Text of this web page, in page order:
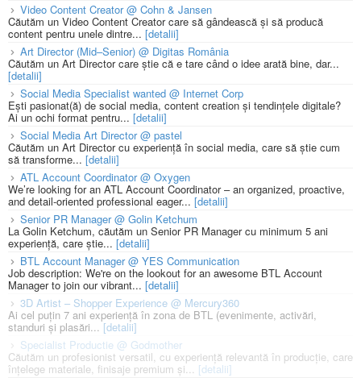
Video Content Creator @ Cohn & Jansen
Căutăm un Video Content Creator care să gândească și să producă
content pentru unele dintre... [detalii]
Art Director (Mid–Senior) @ Digitas România
Căutăm un Art Director care știe că e tare când o idee arată bine, dar...
[detalii]
Social Media Specialist wanted @ Internet Corp
Ești pasionat(ă) de social media, content creation și tendințele digitale?
Ai un ochi format pentru... [detalii]
Social Media Art Director @ pastel
Căutăm un Art Director cu experiență în social media, care să știe cum
să transforme... [detalii]
ATL Account Coordinator @ Oxygen
We’re looking for an ATL Account Coordinator – an organized, proactive,
and detail-oriented professional eager... [detalii]
Senior PR Manager @ Golin Ketchum
La Golin Ketchum, căutăm un Senior PR Manager cu minimum 5 ani
experiență, care știe... [detalii]
BTL Account Manager @ YES Communication
Job description: We're on the lookout for an awesome BTL Account
Manager to join our vibrant... [detalii]
3D Artist – Shopper Experience @ Mercury360
Ai cel puțin 7 ani experiență în zona de BTL (evenimente, activări,
standuri și plasări... [detalii]
Specialist Productie @ Godmother
Căutăm un profesionist versatil, cu experiență relevantă în producție, care
înțelege materiale, finisaje premium și... [detalii]